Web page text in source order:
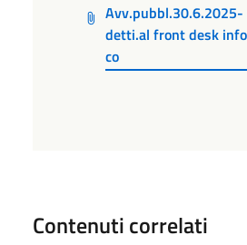
Avv.pubbl.30.6.2025-
detti.al front desk
co
Contenuti correlati